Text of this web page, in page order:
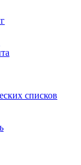
списков